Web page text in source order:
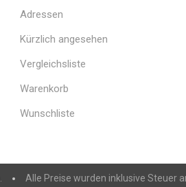
Adressen
Kürzlich angesehen
Vergleichsliste
Warenkorb
Wunschliste
Alle Preise wurden inklusive Steuer